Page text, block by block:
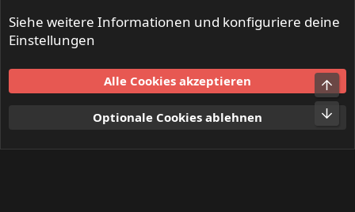
Mitglieder
Nutzungsbedingungen
Datenschutz
S
Siehe weitere Informationen und konfiguriere deine
Einstellungen
Alle Cookies akzeptieren
Optionale Cookies ablehnen